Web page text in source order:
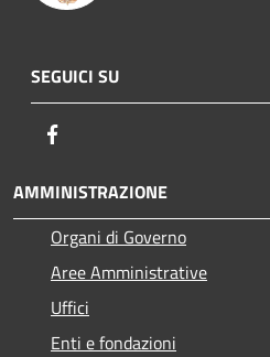
SEGUICI SU
AMMINISTRAZIONE
Organi di Governo
Aree Amministrative
Uffici
Enti e fondazioni